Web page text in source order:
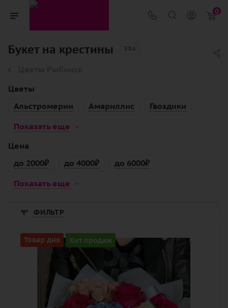
0
Букет на крестины
Цветы
Альстромерии
Амариллис
Гвоздики
Показать еще
Цена
до 2000₽
до 4000₽
до 6000₽
Показать еще
ФИЛЬТР
Товар дня Хит продаж
Описание
гортензия, роза, роза кустовая, лента,
дизайнерская упаковка